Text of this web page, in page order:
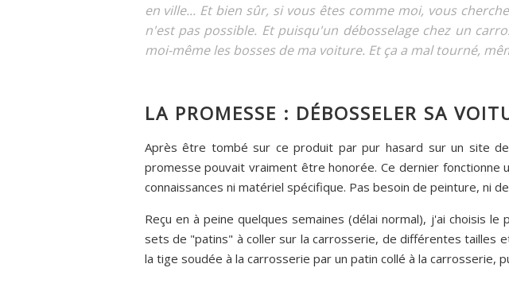
en ville... Et bien sûr, si vous êtes comme moi, vous
n'est pas possible. Et puisqu'un débosselage chez un
moi-même les bosses de ma voiture. Et ça a mal tourné,
LA PROMESSE : DÉBOSSELER SA
Après être tombé sur ce produit par pur hasard sur un site
promesse pouvait vraiment être honorée. Ce dernier
connaissances ni matériel spécifique. Pas besoin de peinture, ni
Reçu en à peine quelques semaines (délai normal), j'ai choisis
sets de "patins" à coller sur la carrosserie, de différentes tailles
la tige soudée à la carrosserie par un patin collé à la carrosserie,